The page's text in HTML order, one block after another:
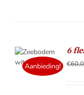
Aanbieding!
6
€